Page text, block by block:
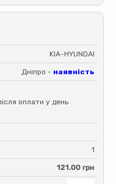
KIA-HYUNDAI
Дніпро - наявність
оплати у день
1
121.00 грн